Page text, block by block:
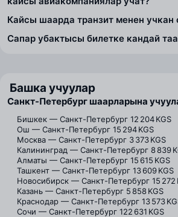
Кайсы шаарда транзит менен учкан
Сапар убактысы билетке кандай
Башка учуулар
Санкт-Петербург шаарларына
Бишкек — Санкт-Петербург 12 204 KGS
Ош — Санкт-Петербург 15 294 KGS
Москва — Санкт-Петербург 3 373 KGS
Калининград — Санкт-Петербург 8 839
Алматы — Санкт-Петербург 15 615 KGS
Ташкент — Санкт-Петербург 13 609 KGS
Новосибирск — Санкт-Петербург 15 272
Казань — Санкт-Петербург 5 858 KGS
Краснодар — Санкт-Петербург 13 573
Сочи — Санкт-Петербург 122 631 KGS